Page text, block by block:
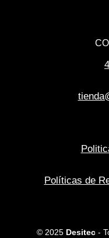
Políticas de
© 2025 Desitec-